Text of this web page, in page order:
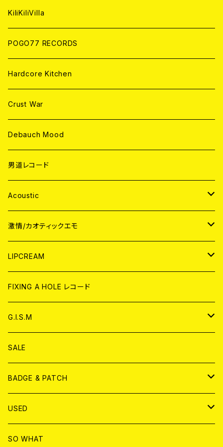
ANALOG
KiliKiliVilla
POGO77 RECORDS
Hardcore Kitchen
Crust War
Debauch Mood
男道レコード
Acoustic
JAPAN
CD
ANALOG
WORLD
CD
ANALOG
激情/カオティックエモ
JAPAN
CD
ANALOG
WORLD
CD
ANALOG
LIPCREAM
CD
アナログ
DVD
T-shirt & WEAR
FIXING A HOLE レコード
G.I.S.M
CD
ANALOG
T-SHIRT & WEAR
DVD
SALE
BADGE & PATCH
BADGE
PATCH
USED
書籍
SO WHAT